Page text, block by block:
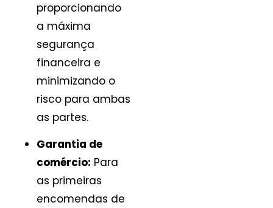
proporcionando
a máxima
segurança
financeira e
minimizando o
risco para ambas
as partes.
Garantia de
comércio: Para
as primeiras
encomendas de